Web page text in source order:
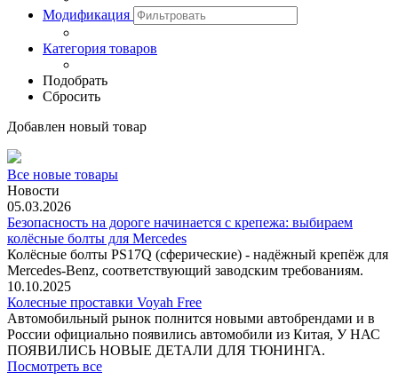
Модификация
Категория товаров
Подобрать
Сбросить
Добавлен новый товар
Все новые товары
Новости
05.03.2026
Безопасность на дороге начинается с крепежа: выбираем
колёсные болты для Mercedes
Колёсные болты PS17Q (сферические) - надёжный крепёж для
Mercedes‑Benz, соответствующий заводским требованиям.
10.10.2025
Колесные проставки Voyah Free
Автомобильный рынок полнится новыми автобрендами и в
России официально появились автомобили из Китая, У НАС
ПОЯВИЛИСЬ НОВЫЕ ДЕТАЛИ ДЛЯ ТЮНИНГА.
Посмотреть все